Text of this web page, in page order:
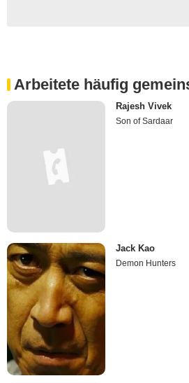
Arbeitete häufig
Rajesh Vivek
Son of Sardaar
Jack Kao
Demon Hunters